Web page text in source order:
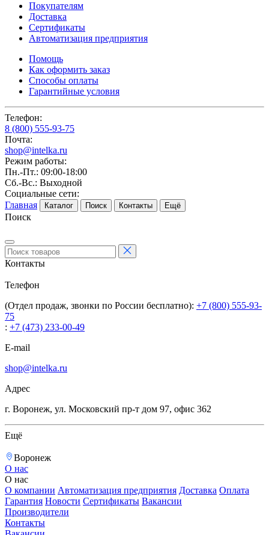
Покупателям
Доставка
Сертификаты
Автоматизация предприятия
Помощь
Как оформить заказ
Способы оплаты
Гарантийные условия
Телефон:
8 (800) 555-93-75
Почта:
shop@intelka.ru
Режим работы:
Пн.-Пт.: 09:00-18:00
Сб.-Вс.: Выходной
Социальные сети:
Главная
Каталог Поиск Контакты Ещё
Поиск
Контакты
Телефон
(Отдел продаж, звонки по России бесплатно): +7 (800) 555-93-
75
: +7 (473) 233-00-49
E-mail
shop@intelka.ru
Адрес
г. Воронеж, ул. Московский пр-т дом 97, офис 362
Ещё
Воронеж
О нас
О нас
О компании Автоматизация предприятия Доставка Оплата
Гарантия Новости Сертификаты Вакансии
Производители
Контакты